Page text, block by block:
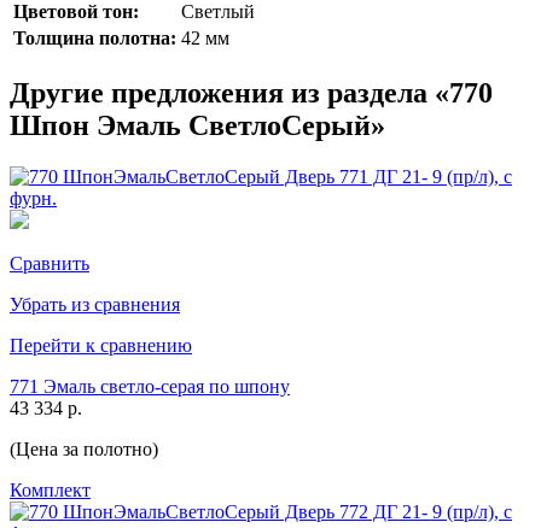
Цветовой тон:
Светлый
Толщина полотна: 42 мм
Другие предложения из раздела «770
Шпон Эмаль СветлоСерый»
Сравнить
Убрать из сравнения
Перейти к сравнению
771 Эмаль светло-серая по шпону
43 334 р.
(Цена за полотно)
Комплект